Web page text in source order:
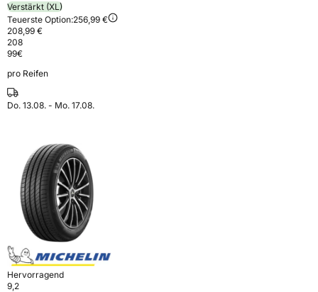
Verstärkt (XL)
Teuerste Option:256,99 €
208,99 €
208
99€
pro Reifen
Do. 13.08. - Mo. 17.08.
Hervorragend
9,2